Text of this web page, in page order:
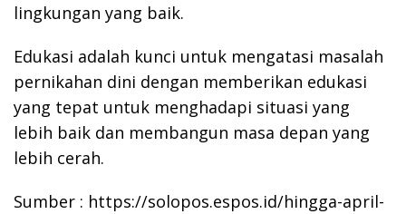
lingkungan yang baik.
Edukasi adalah kunci untuk mengatasi masalah
pernikahan dini dengan memberikan edukasi
yang tepat untuk menghadapi situasi yang
lebih baik dan membangun masa depan yang
lebih cerah.
Sumber : https://solopos.espos.id/hingga-april-